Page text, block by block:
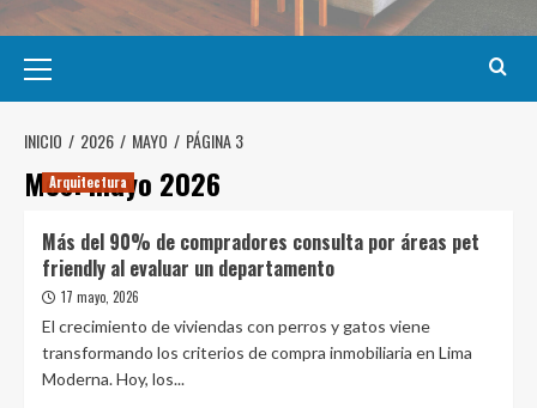
principal
INICIO 2026 MAYO PÁGINA 3
Mes:mayo 2026
Arquitectura
Más del 90% de compradores consulta por áreas pet
friendly al evaluar un departamento
17 mayo, 2026
El crecimiento de viviendas con perros y gatos viene
transformando los criterios de compra inmobiliaria en Lima
Moderna. Hoy, los...